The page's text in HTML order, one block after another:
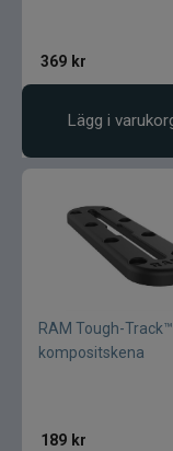
369 kr
Lägg i
RAM Tough-
kompositskena
189 kr